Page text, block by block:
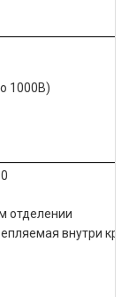
1000В)
отделении
внутри